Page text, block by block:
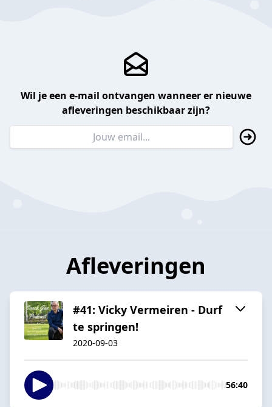
Wil je een e-mail ontvangen wanneer er nieuwe
afleveringen beschikbaar zijn?
Afleveringen
#41: Vicky Vermeiren - Durf
te springen!
2020-09-03
56:40